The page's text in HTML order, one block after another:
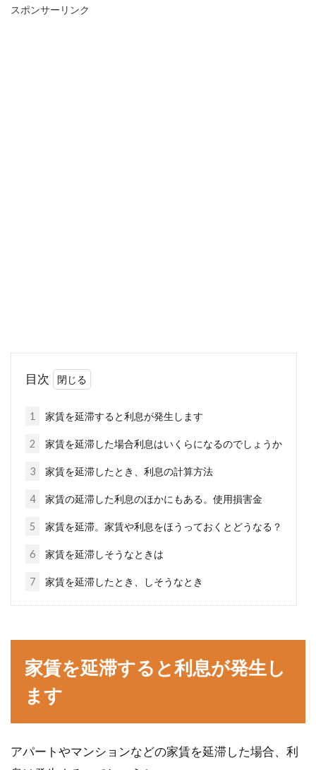
積率！調べ方を知りたい！
家を建てるのに、建ぺい率・容積率を知ってい
るのと知っていないのとでは、大きな差があり
窓ガラスのゴムパッキンの寿命は？
みなさんは、ゴムパッキンの汚れが気になった
ことはありませんか？窓を開閉するときや大掃
除をしたと...
手続きから和解まで
たことがある人もいると思います。なんとなく
スポンサーリンク
目次
1 家賃を延滞すると利息が発生します
2 家賃を延滞した場合利息はいくらになるのでしょうか
3 家賃を延滞したとき、利息の計算方法
4 家賃の延滞した利息のほかにもある。使用損害金
5 家賃を延滞。家賃や利息をほうっておくとどうなる？
6 家賃を延滞しそうなときは
7 家賃を延滞したとき、しそうなとき
家賃を延滞すると利息が発生し
ます
アパートやマンションなどの家賃を延滞した場合、利